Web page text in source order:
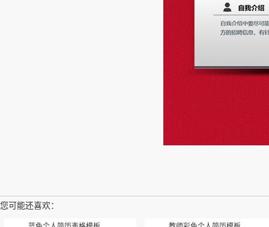
您可能还喜欢：